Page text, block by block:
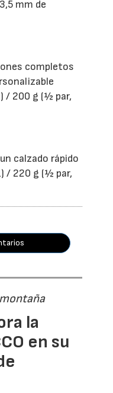
mm de
completos
/ 200 g (½ par,
calzado rápido
/ 220 g (½ par,
la
en su